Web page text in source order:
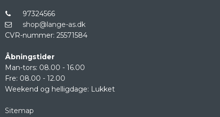
97324566
shop@lange-as.dk
CVR-nummer: 25571584
Åbningstider
Man-tors: 08.00 - 16.00
Fre: 08.00 - 12.00
Weekend og helligdage: Lukket
Sitemap